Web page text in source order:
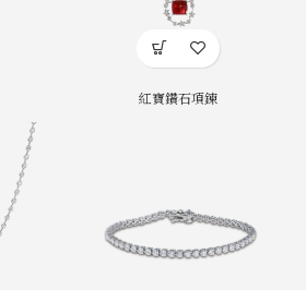
紅寶鑽石項鍊